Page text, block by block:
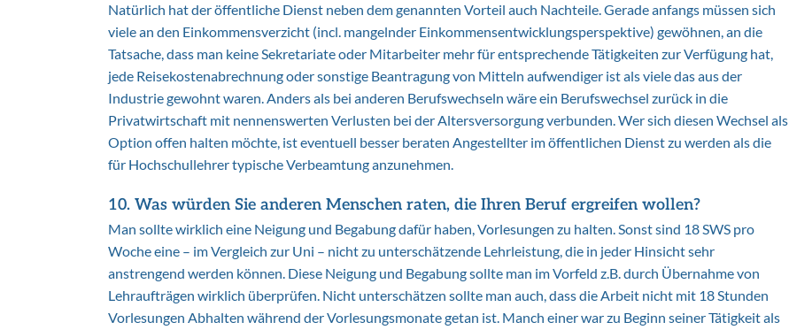
Natürlich hat der öffentliche Dienst neben dem genannten Vorteil auch Nachteile. Gerade anfangs müssen sich
viele an den Einkommensverzicht (incl. mangelnder Einkommensentwicklungsperspektive) gewöhnen, an die
Tatsache, dass man keine Sekretariate oder Mitarbeiter mehr für entsprechende Tätigkeiten zur Verfügung hat,
jede Reisekostenabrechnung oder sonstige Beantragung von Mitteln aufwendiger ist als viele das aus der
Industrie gewohnt waren. Anders als bei anderen Berufswechseln wäre ein Berufswechsel zurück in die
Privatwirtschaft mit nennenswerten Verlusten bei der Altersversorgung verbunden. Wer sich diesen Wechsel als
Option offen halten möchte, ist eventuell besser beraten Angestellter im öffentlichen Dienst zu werden als die
für Hochschullehrer typische Verbeamtung anzunehmen.
10. Was würden Sie anderen Menschen raten, die Ihren Beruf ergreifen wollen?
Man sollte wirklich eine Neigung und Begabung dafür haben, Vorlesungen zu halten. Sonst sind 18 SWS pro
Woche eine – im Vergleich zur Uni – nicht zu unterschätzende Lehrleistung, die in jeder Hinsicht sehr
anstrengend werden können. Diese Neigung und Begabung sollte man im Vorfeld z.B. durch Übernahme von
Lehraufträgen wirklich überprüfen. Nicht unterschätzen sollte man auch, dass die Arbeit nicht mit 18 Stunden
Vorlesungen Abhalten während der Vorlesungsmonate getan ist. Manch einer war zu Beginn seiner Tätigkeit als